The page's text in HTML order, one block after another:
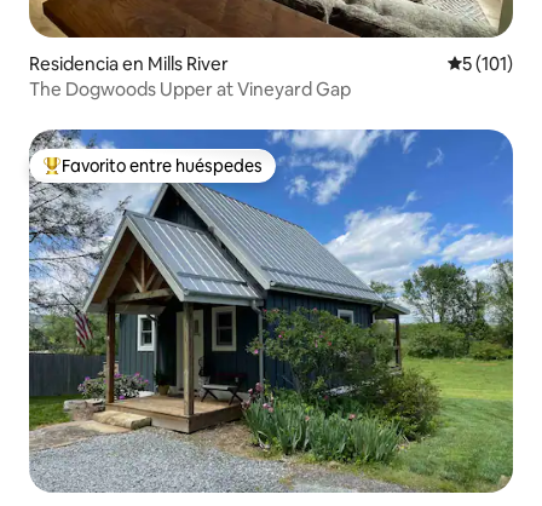
Residencia en Mills River
5 (101)
The Dogwoods Upper at Vineyard Gap
De los mejores en Favorito entre huéspedes
Favorito entre huéspedes